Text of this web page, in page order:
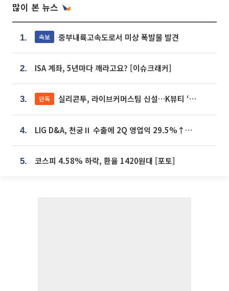
많이 본 뉴스
1. 속보 중부내륙고속도로서 미상 폭발물 발견
2. ISA 계좌, 5년마다 깨라고요? [이슈크래커]
3. 단독 실리콘투, 라이브커머스팀 신설…K뷰티 ‘글로벌 판매망’ 확대[K뷰티 라방戰]
4. LIG D&A, 천궁Ⅱ 수출에 2Q 영업익 29.5%↑…수주잔고 24.6조 [종합]
5. 코스피 4.58% 하락, 환율 1420원대 [포토]